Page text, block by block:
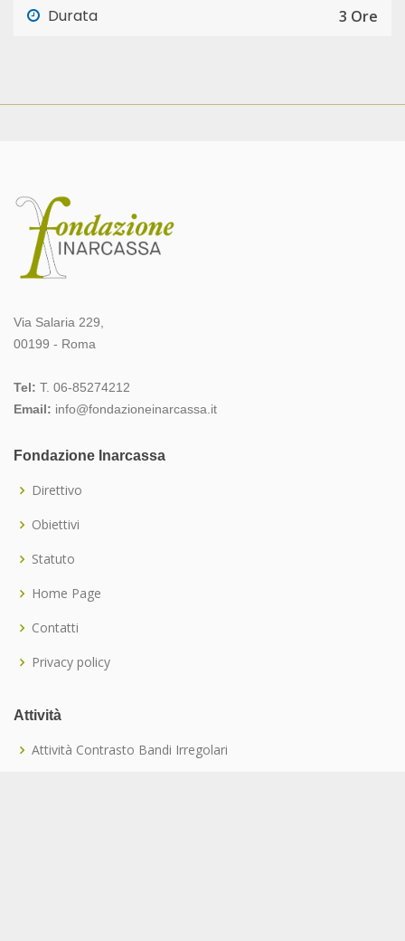
Durata 3 Ore
Via Salaria 229,
00199 - Roma
Tel: T. 06-85274212
Email: info@fondazioneinarcassa.it
Fondazione Inarcassa
Direttivo
Obiettivi
Statuto
Home Page
Contatti
Privacy policy
Attività
Attività Contrasto Bandi Irregolari